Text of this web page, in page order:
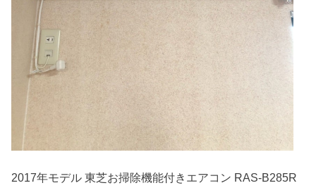
2017年モデル 東芝お掃除機能付きエアコン RAS-B285R